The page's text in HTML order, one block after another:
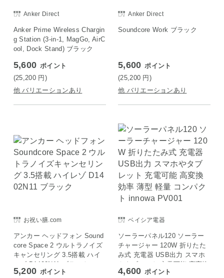
Anker Direct
Anker Prime Wireless Chargin
g Station (3-in-1, MagGo, AirC
ool, Dock Stand) ブラック
5,600 ポイント
(25,200 円)
他 バリエーションあり
Anker Direct
Soundcore Work ブラック
5,600 ポイント
(25,200 円)
他 バリエーションあり
お祝い膳.com
アンカー ヘッドフォン Sound
core Space 2 ウルトラノイズ
キャンセリング 3.5搭載 ハイ
レゾ D1402N11 ブラック
5,200 ポイント
ベイシア電器
ソーラーパネル120 ソーラー
チャージャー 120W 折りたた
み式 充電器 USB出力 スマホ
やタブレット 充電可能 高変換
効率 薄型 軽量 コンパクト inn
4,600 ポイント